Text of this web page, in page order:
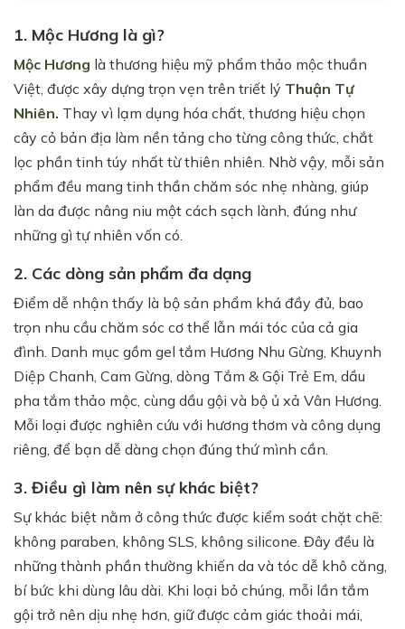
1. Mộc Hương là gì?
Mộc Hương là thương hiệu mỹ phẩm thảo mộc thuần
Việt, được xây dựng trọn vẹn trên triết lý Thuận Tự
Nhiên. Thay vì lạm dụng hóa chất, thương hiệu chọn
cây cỏ bản địa làm nền tảng cho từng công thức, chắt
lọc phần tinh túy nhất từ thiên nhiên. Nhờ vậy, mỗi sản
phẩm đều mang tinh thần chăm sóc nhẹ nhàng, giúp
làn da được nâng niu một cách sạch lành, đúng như
những gì tự nhiên vốn có.
2. Các dòng sản phẩm đa dạng
Điểm dễ nhận thấy là bộ sản phẩm khá đầy đủ, bao
trọn nhu cầu chăm sóc cơ thể lẫn mái tóc của cả gia
đình. Danh mục gồm gel tắm Hương Nhu Gừng, Khuynh
Diệp Chanh, Cam Gừng, dòng Tắm & Gội Trẻ Em, dầu
pha tắm thảo mộc, cùng dầu gội và bộ ủ xả Vân Hương.
Mỗi loại được nghiên cứu với hương thơm và công dụng
riêng, để bạn dễ dàng chọn đúng thứ mình cần.
3. Điều gì làm nên sự khác biệt?
Sự khác biệt nằm ở công thức được kiểm soát chặt chẽ:
không paraben, không SLS, không silicone. Đây đều là
những thành phần thường khiến da và tóc dễ khô căng,
bí bức khi dùng lâu dài. Khi loại bỏ chúng, mỗi lần tắm
gội trở nên dịu nhẹ hơn, giữ được cảm giác thoải mái,